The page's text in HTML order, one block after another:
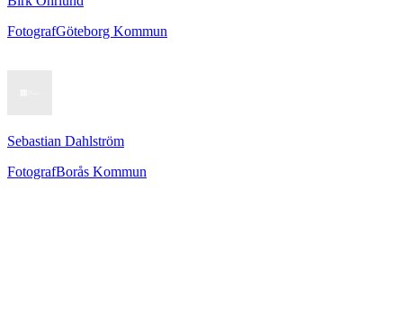
FotografGöteborg Kommun
Sebastian Dahlström
FotografBorås Kommun